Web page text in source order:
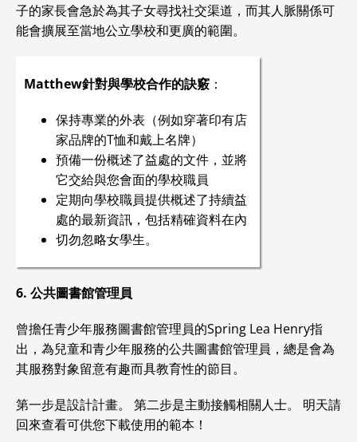
子的家長會急於為其子女尋找社交渠道，而其人脈關係可
能會擴展至當地公立學校和更廣的範圍。
Matthew針對與學校合作的訣竅 ：
保持專業的外表（例如穿著印有店
家品牌的T恤和戴上名牌）
預備一份概述了益處的文件，並將
它交給與您會面的學校職員
定期向學校職員提供概述了持續益
處的最新資訊，包括精確資料在內
切勿忽略女學生。
6. 公共圖書館管理員
曾擔任青少年服務圖書館管理員的Spring Lea Henry指
出，為兒童和青少年服務的公共圖書館管理員，總是會為
其服務對象留意有趣而具教育性的節目。
第一步是設計計畫。 第二步是主動接觸相關人士。 明天請
回來查看可供您下載使用的範本！